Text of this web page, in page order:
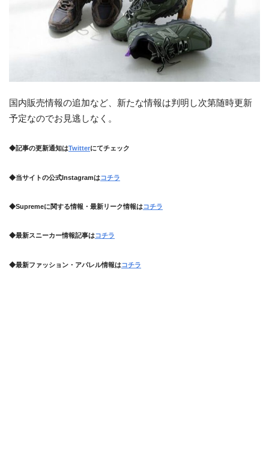
国内販売情報の追加など、新たな情報は判明し次第随時更新
予定なのでお見逃しなく。
◆記事の更新通知はTwitterにてチェック
◆当サイトの公式Instagramはコチラ
◆Supremeに関する情報・最新リーク情報はコチラ
◆最新スニーカー情報記事はコチラ
◆最新ファッション・アパレル情報はコチラ